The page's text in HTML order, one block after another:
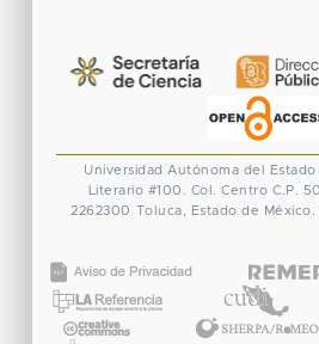
Universidad Autónoma del Estado
Literario #100. Col. Centro C.P.
2262300 Toluca, Estado de México.